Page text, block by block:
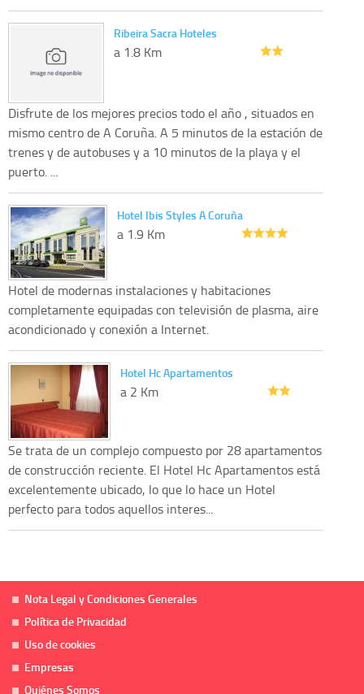
Ribeira Sacra Hoteles
a 1.8 Km
Disfrute de los mejores precios todo el año , situados en
mismo centro de A Coruña. A 5 minutos de la estación de
trenes y de autobuses y a 10 minutos de la playa y el
puerto. ...
Hotel Ibis Styles A Coruña
a 1.9 Km
Hotel de modernas instalaciones y habitaciones
completamente equipadas con televisión de plasma, aire
acondicionado y conexión a Internet.
Hotel Hc Apartamentos
a 2 Km
Se trata de un complejo compuesto por 28 apartamentos
de construcción reciente. El Hotel Hc Apartamentos está
excelentemente ubicado, lo que lo hace un Hotel
perfecto para todos aquellos interes...
Nota Legal y Condiciones Generales
Política de Privacidad
Uso de cookies
Empresas
Quiénes Somos